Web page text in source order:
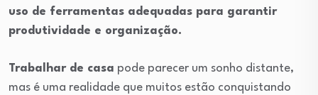
uso de ferramentas adequadas para garantir
produtividade e organização.
Trabalhar de casa pode parecer um sonho distante,
mas é uma realidade que muitos estão conquistando